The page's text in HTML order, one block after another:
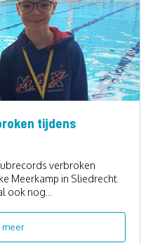
tijdens
verbroken
Meerkamp in Sliedrecht.
ook nog...
meer